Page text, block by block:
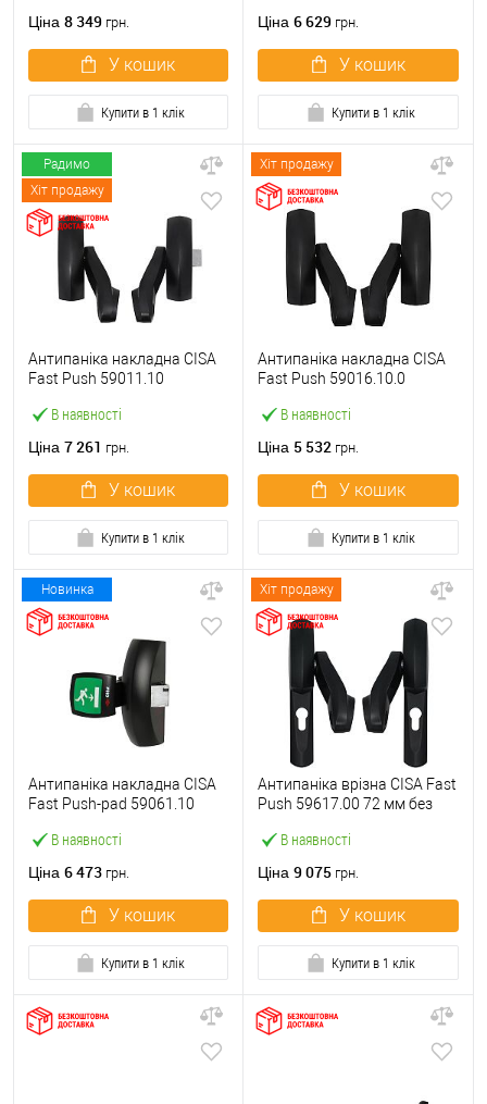
Ціна 8 349 грн.
У кошик
Купити в 1 клік
Ціна 6 629 грн.
У кошик
Купити в 1 клік
Радимо
Хіт продажу
В наявності
Антипаніка накладна CISA
Fast Push 59011.10
штанги
Ціна 7 261 грн.
У кошик
Купити в 1 клік
Хіт продажу
В наявності
Антипаніка накладна CISA
Fast Push 59016.10.0
штанги
Ціна 5 532 грн.
У кошик
Купити в 1 клік
Новинка
В наявності
Антипаніка накладна CISA
Fast Push-pad 59061.10
Ціна 6 473 грн.
У кошик
Купити в 1 клік
Хіт продажу
В наявності
Антипаніка врізна CISA Fast
Push 59617.00 72 мм без
Ціна 9 075 грн.
У кошик
Купити в 1 клік